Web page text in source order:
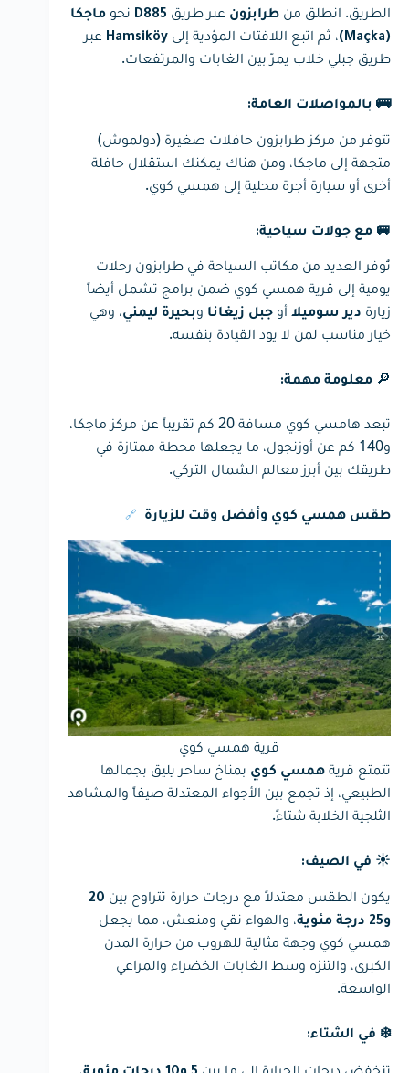
الطريق. انطلق من طرابزون عبر طريق D885 نحو ماجكا
(Maçka)
، ثم اتبع اللافتات المؤدية إلى Hamsiköy عبر
طريق جبلي خلاب يمرّ بين الغابات والمرتفعات.
🚌 بالمواصلات العامة:
تتوفر من مركز طرابزون حافلات صغيرة (دولموش)
متجهة إلى ماجكا، ومن هناك يمكنك استقلال حافلة
أخرى أو سيارة أجرة محلية إلى همسي كوي.
🚐 مع جولات سياحية:
تُوفر العديد من مكاتب السياحة في طرابزون رحلات
يومية إلى قرية همسي كوي ضمن برامج تشمل أيضاً
زيارة دير سوميلا أو جبل زيغانا وبحيرة ليمني، وهي
خيار مناسب لمن لا يود القيادة بنفسه.
🔎 معلومة مهمة:
تبعد هامسي كوي مسافة 20 كم تقريباً عن مركز ماجكا،
و140 كم عن أوزنجول، ما يجعلها محطة ممتازة في
طريقك بين أبرز معالم الشمال التركي.
طقس همسي كوي وأفضل وقت للزيارة 🔗
قرية همسي كوي
تتمتع قرية همسي كوي بمناخ ساحر يليق بجمالها
الطبيعي، إذ تجمع بين الأجواء المعتدلة صيفاً والمشاهد
الثلجية الخلابة شتاءً.
☀️ في الصيف:
يكون الطقس معتدلاً مع درجات حرارة تتراوح بين 20
و25 درجة مئوية
، والهواء نقي ومنعش، مما يجعل
همسي كوي وجهة مثالية للهروب من حرارة المدن
الكبرى، والتنزه وسط الغابات الخضراء والمراعي
الواسعة.
❄️ في الشتاء: